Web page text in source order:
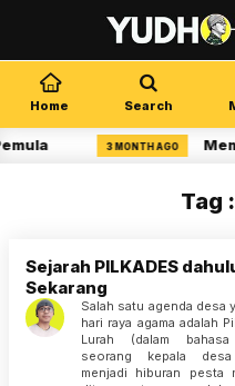
Home Search
3 MONTH AGO
Tag
Sejarah PILKADES
Sekarang
Salah satu agenda desa
hari raya agama adalah
Lurah (dalam
seorang kepala
menjadi hiburan pesta